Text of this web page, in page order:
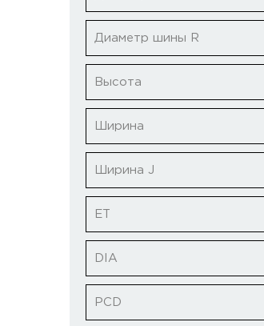
Диаметр шины R
Высота
Ширина
Ширина J
ET
DIA
PCD